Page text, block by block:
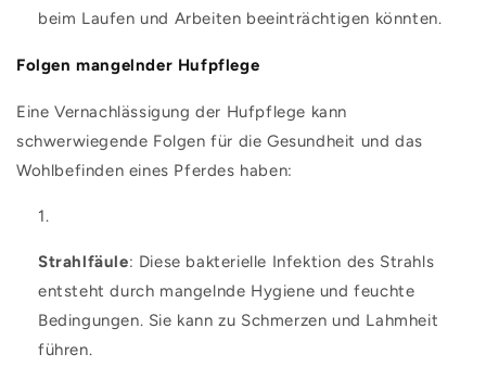
beim Laufen und Arbeiten beeinträchtigen könnten.
Folgen mangelnder Hufpflege
Eine Vernachlässigung der Hufpflege kann
schwerwiegende Folgen für die Gesundheit und das
Wohlbefinden eines Pferdes haben:
Strahlfäule: Diese bakterielle Infektion des Strahls
entsteht durch mangelnde Hygiene und feuchte
Bedingungen. Sie kann zu Schmerzen und Lahmheit
führen.